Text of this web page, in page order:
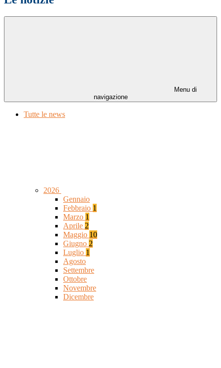
Menu di
navigazione
Tutte le news
2026
Gennaio
Febbraio 1
Marzo 1
Aprile 2
Maggio 10
Giugno 2
Luglio 1
Agosto
Settembre
Ottobre
Novembre
Dicembre